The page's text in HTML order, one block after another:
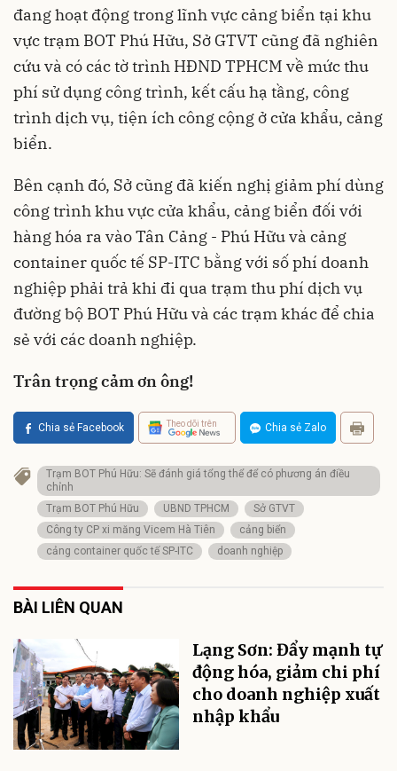
đang hoạt động trong lĩnh vực cảng biển tại khu
vực trạm BOT Phú Hữu, Sở GTVT cũng đã nghiên
cứu và có các tờ trình HĐND TPHCM về mức thu
phí sử dụng công trình, kết cấu hạ tầng, công
trình dịch vụ, tiện ích công cộng ở cửa khẩu, cảng
biển.
Bên cạnh đó, Sở cũng đã kiến nghị giảm phí dùng
công trình khu vực cửa khẩu, cảng biển đối với
hàng hóa ra vào Tân Cảng - Phú Hữu và cảng
container quốc tế SP-ITC bằng với số phí doanh
nghiệp phải trả khi đi qua trạm thu phí dịch vụ
đường bộ BOT Phú Hữu và các trạm khác để chia
sẻ với các doanh nghiệp.
Trân trọng cảm ơn ông!
Chia sẻ Facebook Theo dõi trên Chia sẻ Zalo
Trạm BOT Phú Hữu: Sẽ đánh giá tổng thể để có phương án điều
chỉnh
Trạm BOT Phú Hữu
UBND TPHCM
Sở GTVT
Công ty CP xi măng Vicem Hà Tiên
cảng biển
cảng container quốc tế SP-ITC
doanh nghiệp
BÀI LIÊN QUAN
Lạng Sơn: Đẩy mạnh tự
động hóa, giảm chi phí
cho doanh nghiệp xuất
nhập khẩu